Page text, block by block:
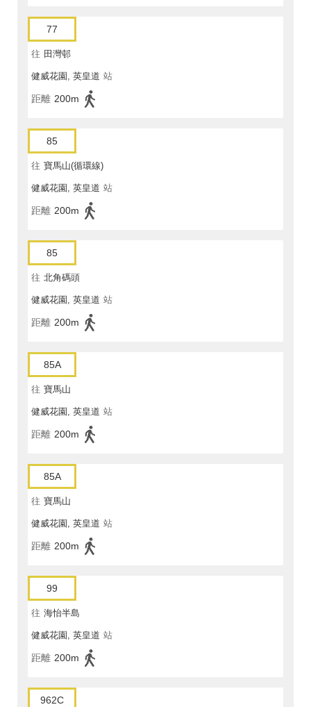
77
往 田灣邨
健威花園, 英皇道 站
距離 200m
85
往 寶馬山(循環線)
健威花園, 英皇道 站
距離 200m
85
往 北角碼頭
健威花園, 英皇道 站
距離 200m
85A
往 寶馬山
健威花園, 英皇道 站
距離 200m
85A
往 寶馬山
健威花園, 英皇道 站
距離 200m
99
往 海怡半島
健威花園, 英皇道 站
距離 200m
962C